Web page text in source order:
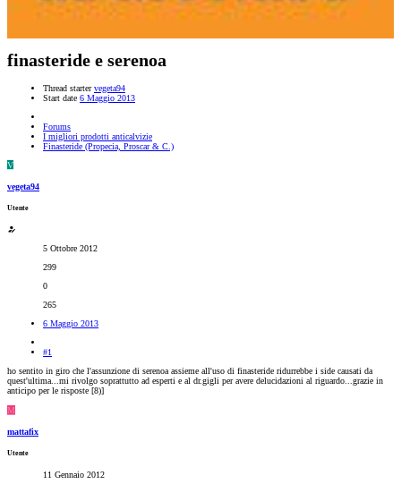
finasteride e serenoa
Thread starter vegeta94
Start date 6 Maggio 2013
Forums
I migliori prodotti anticalvizie
Finasteride (Propecia, Proscar & C.)
V
vegeta94
Utente
5 Ottobre 2012
299
0
265
6 Maggio 2013
#1
ho sentito in giro che l'assunzione di serenoa assieme all'uso di finasteride ridurrebbe i side causati da
quest'ultima...mi rivolgo soprattutto ad esperti e al dr.gigli per avere delucidazioni al riguardo...grazie in
anticipo per le risposte [8)]
M
mattafix
Utente
11 Gennaio 2012